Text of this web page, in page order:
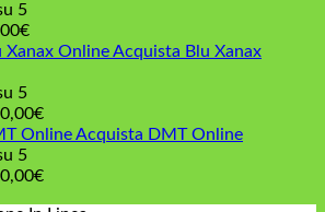
180,00€
a
5
€Fascia
di
200,00€
a
Acquista Blu Xanax
5
€Fascia
di
da
Acquista DMT Online
5
€Fascia